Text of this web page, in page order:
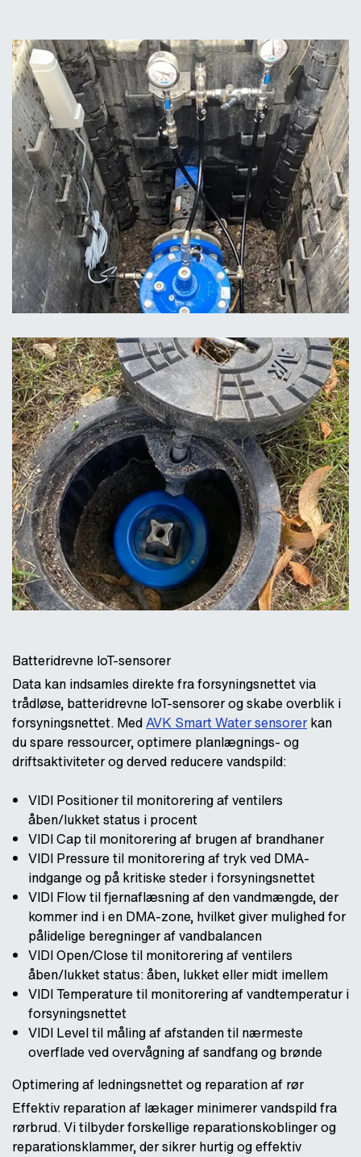
Batteridrevne IoT-sensorer
Data kan indsamles direkte fra forsyningsnettet via
trådløse, batteridrevne IoT-sensorer og skabe overblik i
forsyningsnettet. MedAVK Smart Water sensorerkan
du spare ressourcer, optimere planlægnings- og
driftsaktiviteter og derved reducere vandspild:
VIDI Positioner til monitorering af ventilers
åben/lukket status i procent
VIDI Cap til monitorering af brugen af brandhaner
VIDI Pressure til monitorering af tryk ved DMA-
indgange og på kritiske steder i forsyningsnettet
VIDI Flow til fjernaflæsning af den vandmængde, der
kommer ind i en DMA-zone, hvilket giver mulighed for
pålidelige beregninger af vandbalancen
VIDI Open/Close til monitorering af ventilers
åben/lukket status: åben, lukket eller midt imellem
VIDI Temperature til monitorering af vandtemperatur i
forsyningsnettet
VIDI Level til måling af afstanden til nærmeste
overflade ved overvågning af sandfang og brønde
Optimering af ledningsnettet og reparation af rør
Effektiv reparation af lækager minimerer vandspild fra
rørbrud. Vi tilbyder forskellige reparationskoblinger og
reparationsklammer, der sikrer hurtig og effektiv